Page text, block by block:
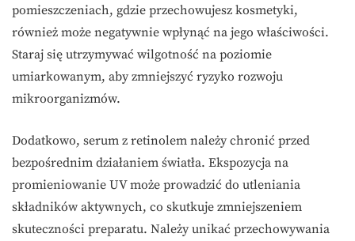
pomieszczeniach, gdzie przechowujesz kosmetyki,
również może negatywnie wpłynąć na jego właściwości.
Staraj się utrzymywać wilgotność na poziomie
umiarkowanym, aby zmniejszyć ryzyko rozwoju
mikroorganizmów.
Dodatkowo, serum z retinolem należy chronić przed
bezpośrednim działaniem światła. Ekspozycja na
promieniowanie UV może prowadzić do utleniania
składników aktywnych, co skutkuje zmniejszeniem
skuteczności preparatu. Należy unikać przechowywania